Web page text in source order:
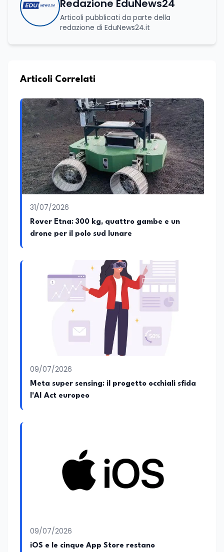
Redazione EduNews24
Articoli pubblicati da parte della
redazione di EduNews24.it
Articoli Correlati
31/07/2026
Rover Etna: 300 kg, quattro gambe e un
drone per il polo sud lunare
09/07/2026
Meta super sensing: il progetto occhiali sfida
l'AI Act europeo
09/07/2026
iOS e le cinque App Store restano